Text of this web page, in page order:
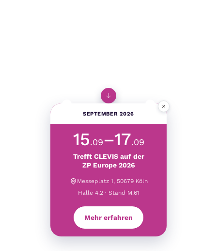
×
SEPTEMBER 2026
15.09–17.09
Trefft CLEVIS auf der
ZP Europe 2026
Messeplatz 1, 50679 Köln
Halle 4.2 · Stand M.61
Mehr erfahren